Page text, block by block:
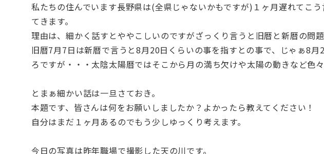
私たちの住んでいます長野県は(全県じゃないかもですが)１ヶ月遅れてこ
てきます。
理由は、細かく話すとややこしいのですがざっくり言うと旧暦と新暦の問
旧暦7月7日は新暦で言うと8月20日くらいの事を指すとの事で、じゃぁ8
ろですが・・・太陰太陽暦ではそこから月の満ち欠けや太陽の動きなど色々
とまぁ細かい話は一旦さておき。
本題です、皆さんは何をお願いしましたか？よかったら教えてください！
自分はまだ１ヶ月あるのでもう少しゆっくり考えます。
今日の写真は昨年職場で撮影した天の川です。